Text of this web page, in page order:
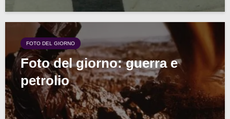
FOTO DEL GIORNO
Foto del giorno: guerra e
petrolio